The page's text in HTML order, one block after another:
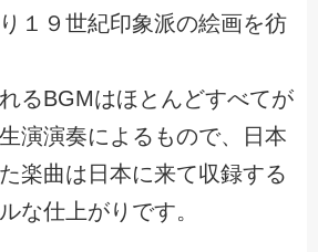
１９世紀印象派の絵画を彷
るBGMはほとんどすべてが
演演奏によるもので、日本
楽曲は日本に来て収録する
な仕上がりです。